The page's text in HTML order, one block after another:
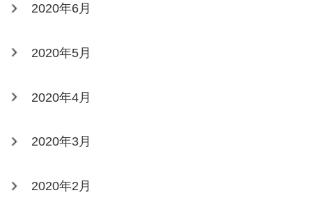
2020年6月
2020年5月
2020年4月
2020年3月
2020年2月